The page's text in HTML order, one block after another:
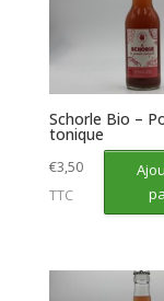
Schorle Bio –
tonique
€3,50
TTC